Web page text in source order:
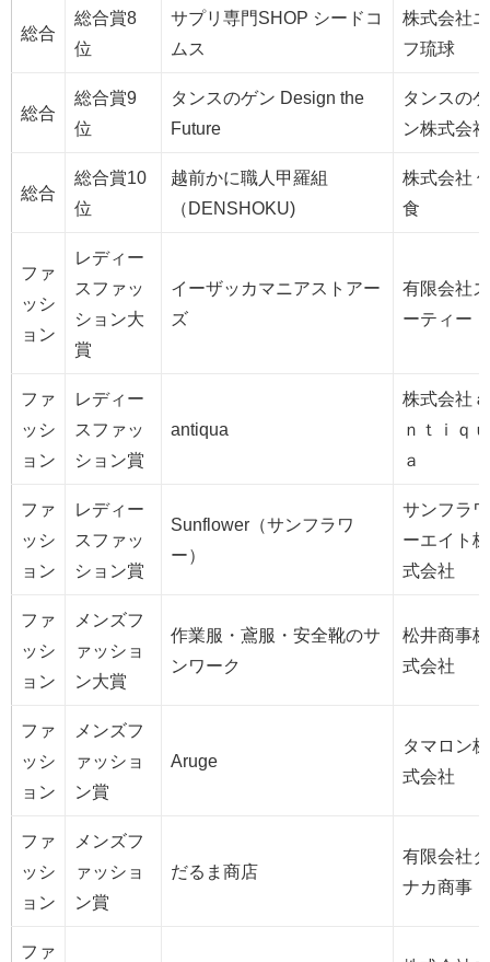
総合
総合賞8
位
サプリ専門SHOP シードコ
ムス
株式会社エ
フ琉球
総合
総合賞9
位
タンスのゲン Design the
Future
タンスのゲ
ン株式会社
総合
総合賞10
位
越前かに職人甲羅組
（DENSHOKU)
株式会社
食
ファ
ッシ
ョン
レディー
スファッ
ション大
賞
イーザッカマニアストアー
ズ
有限会社ズ
ーティー
ファ
ッシ
ョン
レディー
スファッ
ション賞
antiqua
株式会社ａ
ｎｔｉｑｕ
ａ
ファ
ッシ
ョン
レディー
スファッ
ション賞
Sunflower（サンフラワ
ー）
サンフラワ
ーエイト株
式会社
ファ
ッシ
ョン
メンズフ
ァッショ
ン大賞
作業服・鳶服・安全靴のサ
ンワーク
松井商事株
式会社
ファ
ッシ
ョン
メンズフ
ァッショ
ン賞
Aruge
タマロン株
式会社
ファ
ッシ
ョン
メンズフ
ァッショ
ン賞
だるま商店
有限会社タ
ナカ商事
ファ